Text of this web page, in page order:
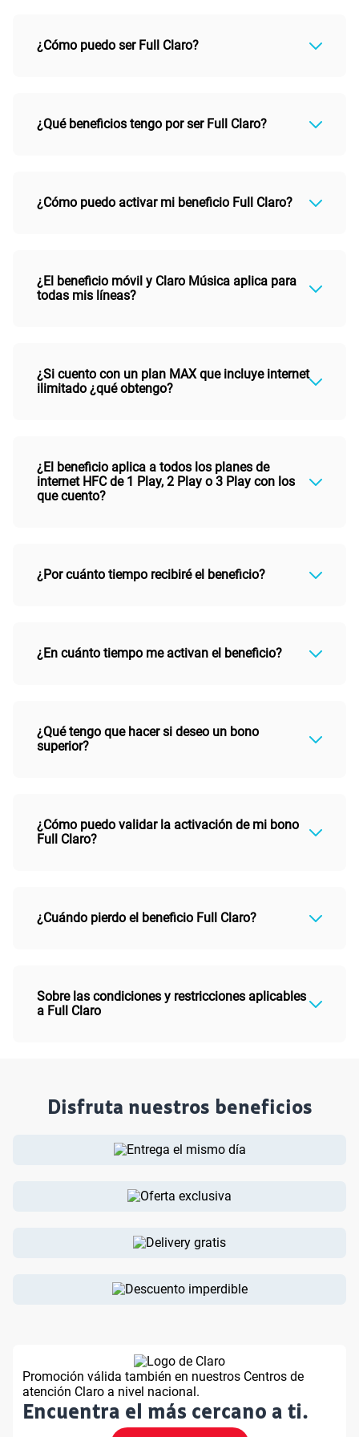
¿Cómo puedo ser Full Claro?
¿Qué beneficios tengo por ser Full Claro?
¿Cómo puedo activar mi beneficio Full Claro?
¿El beneficio móvil y Claro Música aplica para
todas mis líneas?
¿Si cuento con un plan MAX que incluye internet
ilimitado ¿qué obtengo?
¿El beneficio aplica a todos los planes de
internet HFC de 1 Play, 2 Play o 3 Play con los
que cuento?
¿Por cuánto tiempo recibiré el beneficio?
¿En cuánto tiempo me activan el beneficio?
¿Qué tengo que hacer si deseo un bono
superior?
¿Cómo puedo validar la activación de mi bono
Full Claro?
¿Cuándo pierdo el beneficio Full Claro?
Sobre las condiciones y restricciones aplicables
a Full Claro
Disfruta nuestros beneficios
Promoción válida también en nuestros Centros de
atención Claro a nivel nacional.
Encuentra el más cercano a ti.